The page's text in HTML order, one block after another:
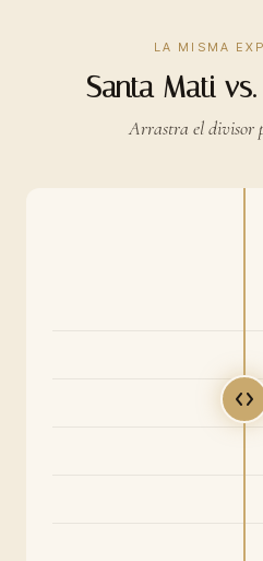
LA MISMA
Santa Mati
Arrastra el divisor